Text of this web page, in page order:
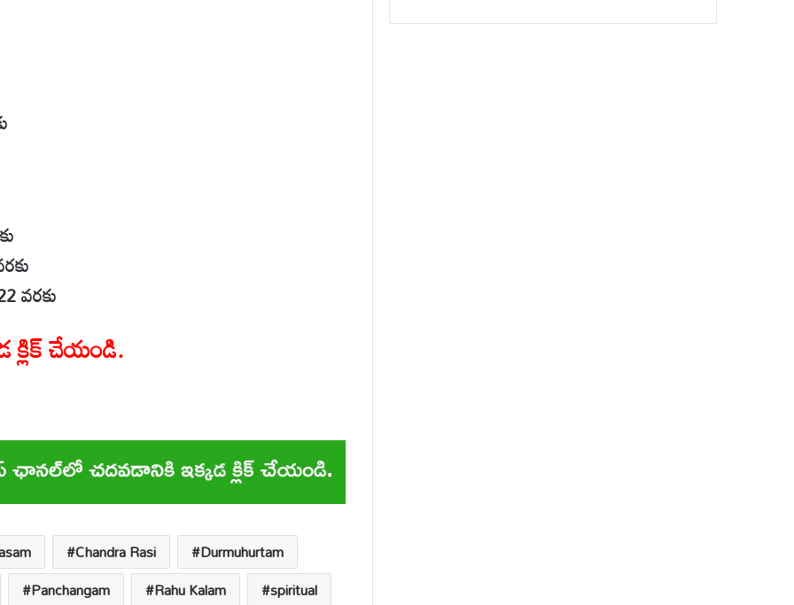
వరకు
క్లిక్ చేయండి.
Chandra Rasi
Durmuhurtam
Panchangam Rahu Kalam
spiritual